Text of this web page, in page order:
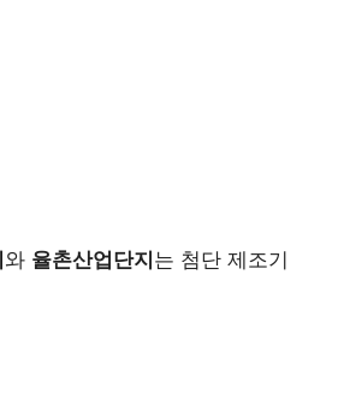
와 율촌산업단지 는 첨단 제조기